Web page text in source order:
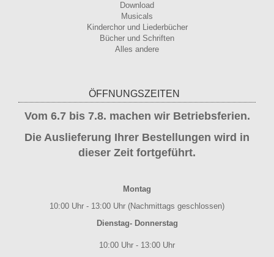
Download
Musicals
Kinderchor und Liederbücher
Bücher und Schriften
Alles andere
ÖFFNUNGSZEITEN
Vom 6.7 bis 7.8. machen wir Betriebsferien.
Die Auslieferung Ihrer Bestellungen wird in
dieser Zeit fortgeführt.
Montag
10:00 Uhr - 13:00 Uhr (Nachmittags geschlossen)
Dienstag- Donnerstag
10:00 Uhr - 13:00 Uhr